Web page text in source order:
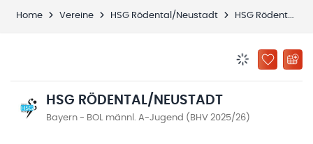
Home Vereine HSG Rödental/Neustadt HSG Rödental/Neustadt
ZU
HSG RÖDENTAL/NEUSTADT
Bayern - BOL männl. A-Jugend (BHV 2025/26)